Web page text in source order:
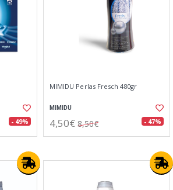
- 49%
MIMIDU Perlas Fresch 480gr
MIMIDU
4,50€ 8,50€ - 47%